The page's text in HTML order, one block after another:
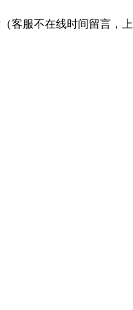
客服不在线时间留言，